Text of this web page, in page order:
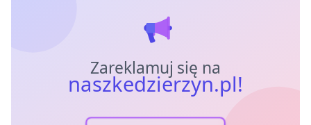
Zareklamuj się na
naszkedzierzyn.pl!